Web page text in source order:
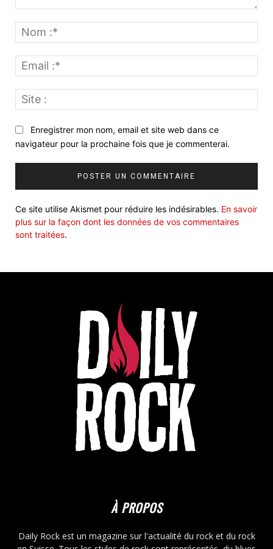
:*
:*
:
Enregistrer mon nom, email et site web dans ce
navigateur pour la prochaine fois que je commenterai.
Ce site utilise Akismet pour réduire les indésirables. En savoir
plus sur la façon dont les données de vos commentaires
sont traitées.
À PROPOS
Daily Rock est un magazine sur l'actualité du rock et du rock